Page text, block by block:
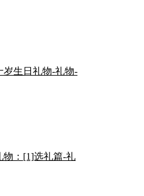
岁生日礼物-礼物-
物：[1]选礼篇-礼